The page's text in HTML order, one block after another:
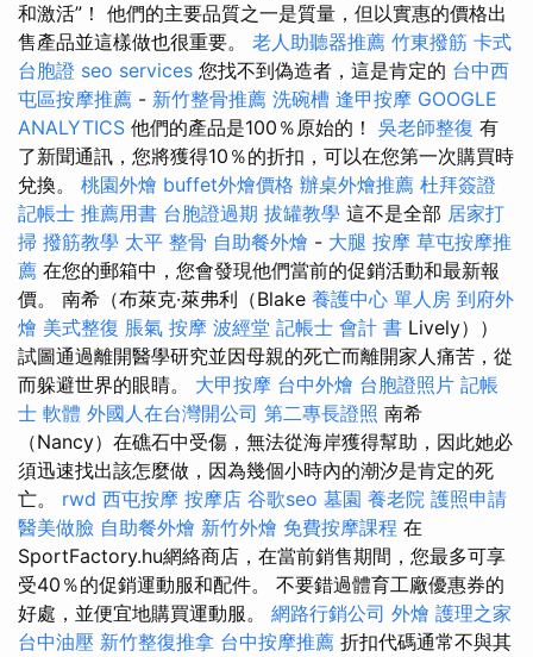
和激活”！ 他們的主要品質之一是質量，但以實惠的價格出
售產品並這樣做也很重要。 老人助聽器推薦 竹東撥筋 卡式
台胞證 seo services 您找不到偽造者，這是肯定的 台中西
屯區按摩推薦 - 新竹整骨推薦 洗碗槽 逢甲按摩 GOOGLE
ANALYTICS 他們的產品是100％原始的！ 吳老師整復 有
了新聞通訊，您將獲得10％的折扣，可以在您第一次購買時
兌換。 桃園外燴 buffet外燴價格 辦桌外燴推薦 杜拜簽證
記帳士 推薦用書 台胞證過期 拔罐教學 這不是全部 居家打
掃 撥筋教學 太平 整骨 自助餐外燴 - 大腿 按摩 草屯按摩推
薦 在您的郵箱中，您會發現他們當前的促銷活動和最新報
價。 南希（布萊克·萊弗利（Blake 養護中心 單人房 到府外
燴 美式整復 脹氣 按摩 波經堂 記帳士 會計 書 Lively））
試圖通過離開醫學研究並因母親的死亡而離開家人痛苦，從
而躲避世界的眼睛。 大甲按摩 台中外燴 台胞證照片 記帳
士 軟體 外國人在台灣開公司 第二專長證照 南希
（Nancy）在礁石中受傷，無法從海岸獲得幫助，因此她必
須迅速找出該怎麼做，因為幾個小時內的潮汐是肯定的死
亡。 rwd 西屯按摩 按摩店 谷歌seo 墓園 養老院 護照申請
醫美做臉 自助餐外燴 新竹外燴 免費按摩課程 在
SportFactory.hu網絡商店，在當前銷售期間，您最多可享
受40％的促銷運動服和配件。 不要錯過體育工廠優惠券的
好處，並便宜地購買運動服。 網路行銷公司 外燴 護理之家
台中油壓 新竹整復推拿 台中按摩推薦 折扣代碼通常不與其